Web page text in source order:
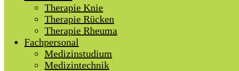
Therapie Knie
Therapie Rücken
Therapie Rheuma
Fachpersonal
Medizinstudium
Medizintechnik